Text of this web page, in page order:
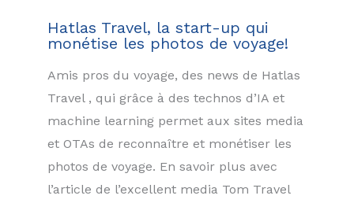
Hatlas Travel, la start-up qui
monétise les photos de voyage!
Amis pros du voyage, des news de Hatlas
Travel , qui grâce à des technos d’IA et
machine learning permet aux sites media
et OTAs de reconnaître et monétiser les
photos de voyage. En savoir plus avec
l’article de l’excellent media Tom Travel